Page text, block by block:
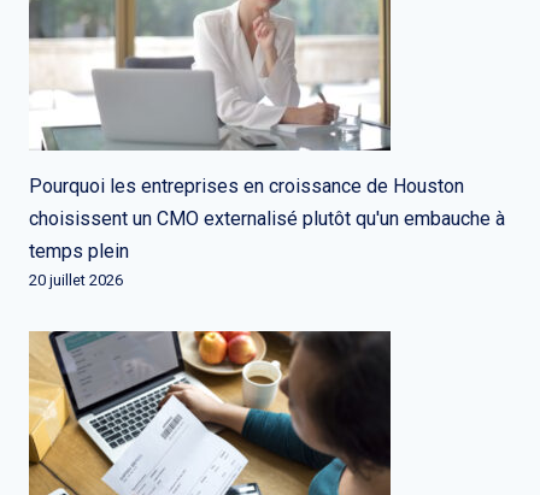
Pourquoi les entreprises en croissance de Houston
choisissent un CMO externalisé plutôt qu'un embauche à
temps plein
20 juillet 2026